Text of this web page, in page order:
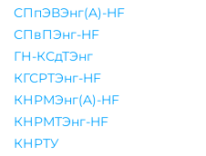
СПпЭВЭнг(A)-HF
СПвПЭнг-HF
ГН-КСдТЭнг
КГСРТЭнг-HF
КНРМЭнг(A)-HF
КНРМТЭнг-HF
КНРТУ